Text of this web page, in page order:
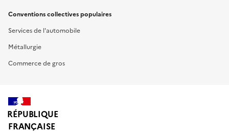
Conventions collectives populaires
Services de l'automobile
Métallurgie
Commerce de gros
RÉPUBLIQUE
FRANÇAISE